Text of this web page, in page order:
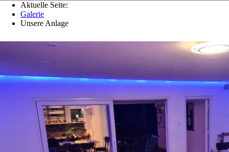
Aktuelle Seite:
Galerie
Unsere Anlage